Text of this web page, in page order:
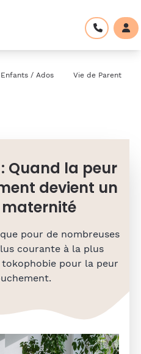
Enfants / Ados Vie de Parent
Quand la peur
devient un
pour de nombreuses
courante à la plus
pour la peur